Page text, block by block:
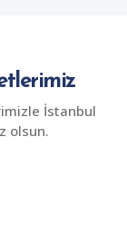
İstanbul
olsun.